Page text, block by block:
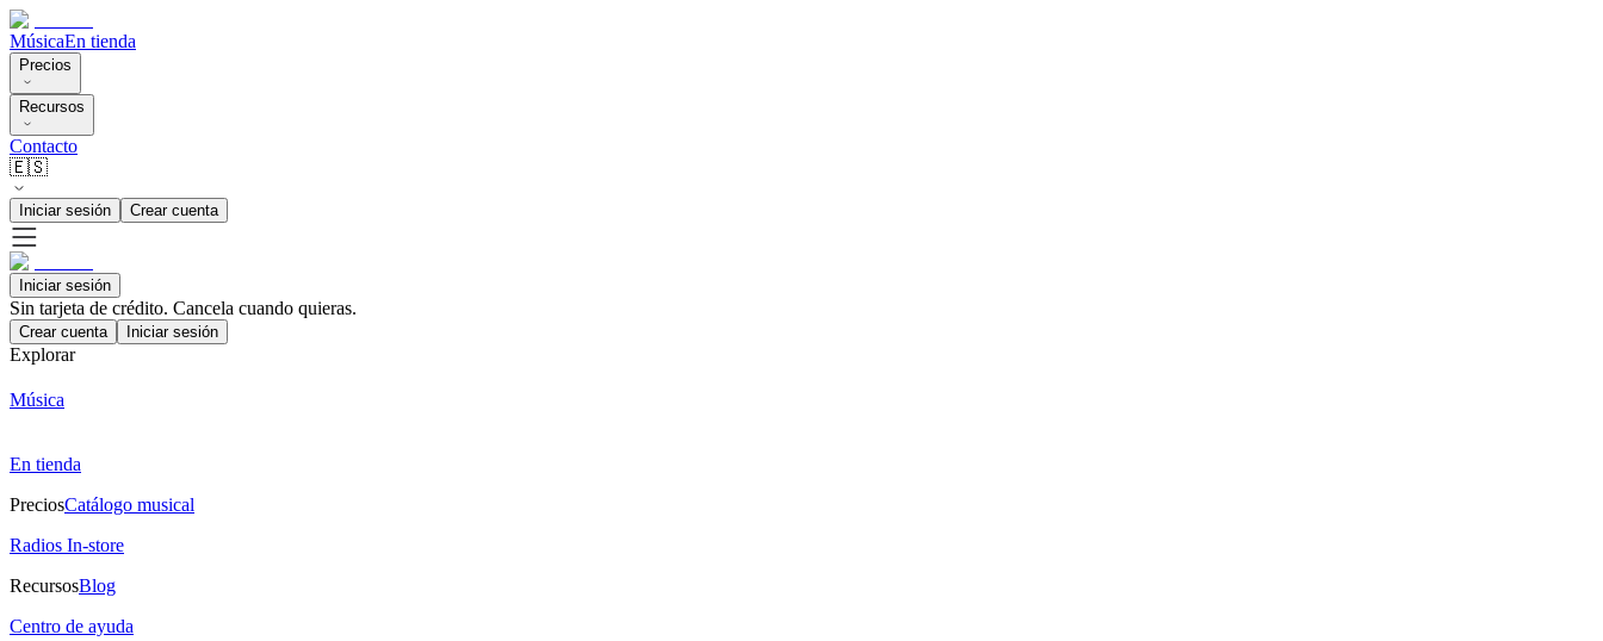
MúsicaEn tienda
Precios
Recursos
Contacto
🇪🇸
Iniciar sesión Crear cuenta
Iniciar sesión
Sin tarjeta de crédito. Cancela cuando quieras.
Crear cuenta Iniciar sesión
Explorar
Música
En tienda
PreciosCatálogo musical
Radios In-store
RecursosBlog
Centro de ayuda